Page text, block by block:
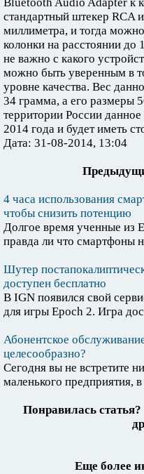
стандартный штекер RCA
миллиметра, и тогда
колонки на расстоянии до
не важно с какого
можно быть уверенным в
уровне качества. Вес
34 грамма, а его
территории России
2014 года и будет иметь
Дата: 31-08-2014, 13:04
4 часа использования
чтобы снизить потенцию
Долгое время ученные из
правда ли что смартфоны
Шутер
доступен бесплатно
В IGN появился свой
для игры Epoch 2. Игра
Абонентское
целесообразно?
Сегодня вы не встретите
маленького предприятия,
Понравилась
Еще более